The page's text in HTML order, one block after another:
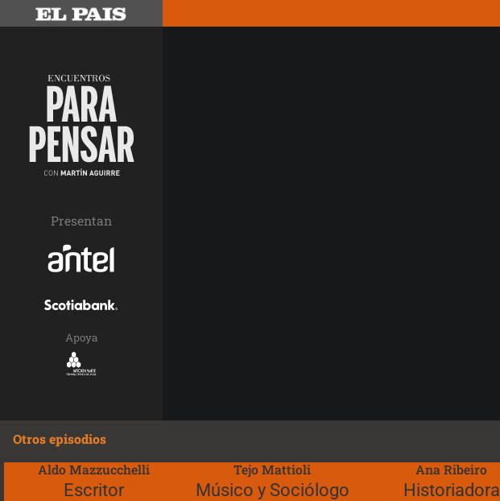
Presentan
Apoya
Otros episodios
Aldo Mazzucchelli
Escritor
Tejo Mattioli
Músico y Sociólogo
Ana Ribeiro
Historiadora